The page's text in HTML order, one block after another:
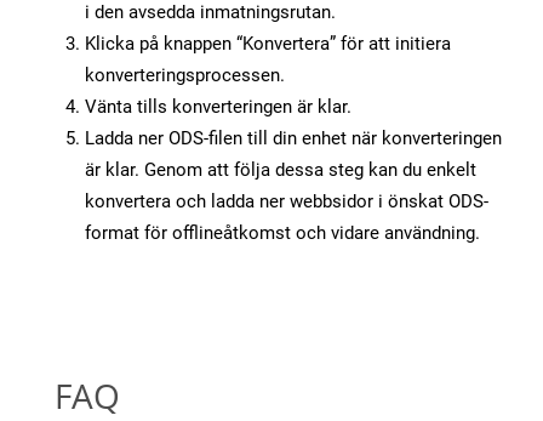
i den avsedda inmatningsrutan.
Klicka på knappen “Konvertera” för att initiera
konverteringsprocessen.
Vänta tills konverteringen är klar.
Ladda ner ODS-filen till din enhet när konverteringen
är klar. Genom att följa dessa steg kan du enkelt
konvertera och ladda ner webbsidor i önskat ODS-
format för offlineåtkomst och vidare användning.
FAQ